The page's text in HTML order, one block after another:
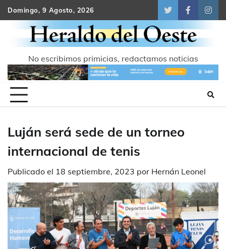
Skip
to
content
Domingo, 9 Agosto, 2026
TwitterFacebook
No escribimos primicias, redactamos noticias
Luján será sede de un torneo
internacional de tenis
Publicado el 18 septiembre, 2023 por Hernán Leonel